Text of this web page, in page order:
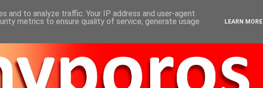
and to analyze traffic. Your IP address and user-agent
metrics to ensure quality of service, generate usage
LEARN MORE